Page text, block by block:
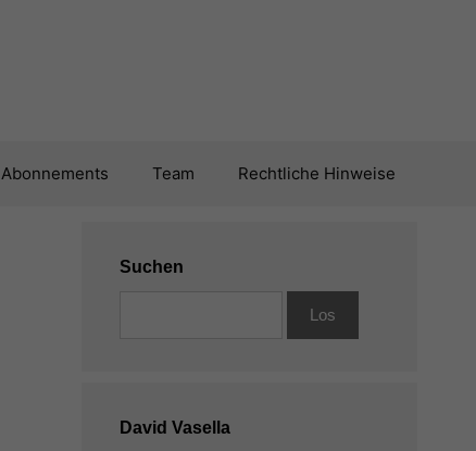
Abonnements Team Rechtliche Hinweise
Suchen
David Vasella